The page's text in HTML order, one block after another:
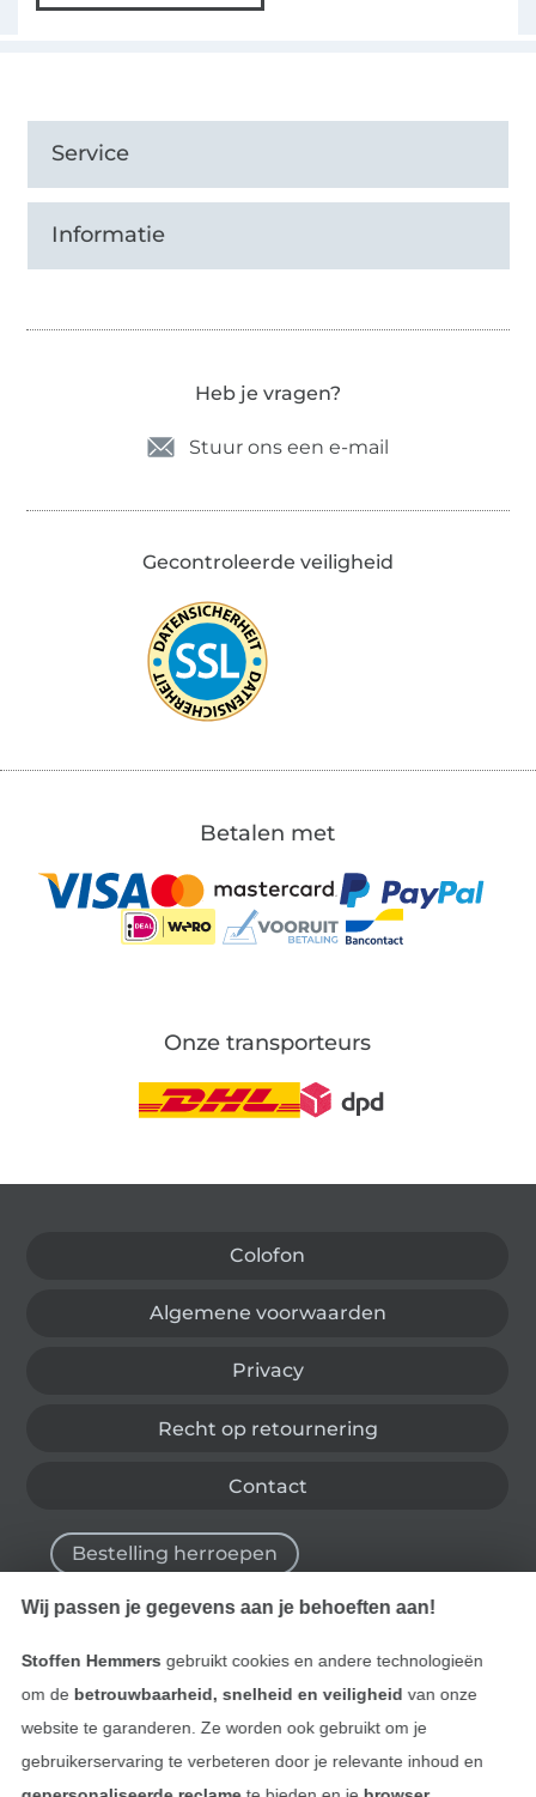
Service
Informatie
Heb je vragen?
Stuur ons een e-mail
Gecontroleerde veiligheid
Betalen met
Onze transporteurs
Colofon
Algemene voorwaarden
Privacy
Recht op retournering
Contact
Bestelling herroepen
Vind meer inspiratie
Wij passen je gegevens aan je behoeften aan!
Stoffen Hemmers gebruikt cookies en andere technologieën
om de betrouwbaarheid, snelheid en veiligheid van onze
website te garanderen. Ze worden ook gebruikt om je
gebruikerservaring te verbeteren door je relevante inhoud en